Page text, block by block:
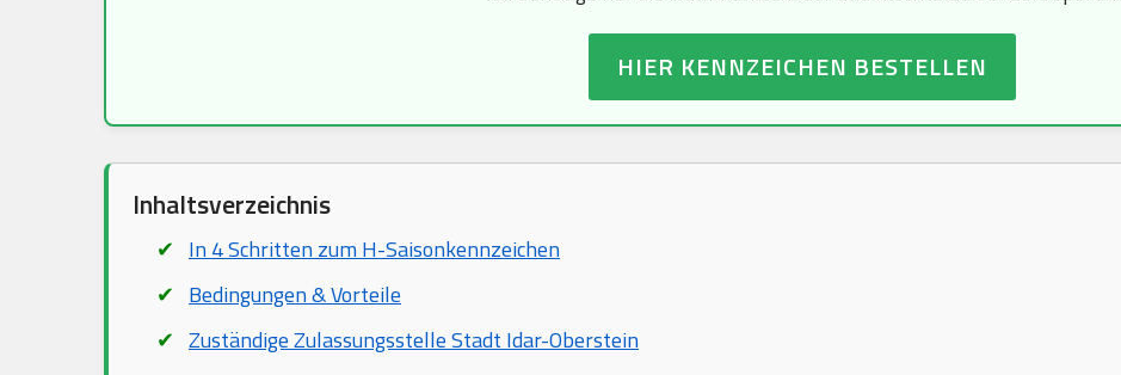
HIER KENNZEICHEN BESTELLEN
Inhaltsverzeichnis
In 4 Schritten zum H-Saisonkennzeichen
Bedingungen & Vorteile
Zuständige Zulassungsstelle Stadt Idar-Oberstein